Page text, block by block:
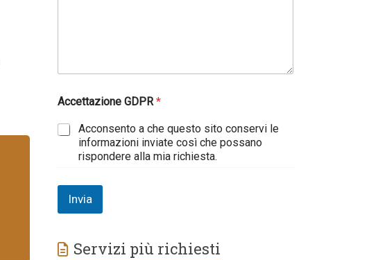
Accettazione GDPR*
Acconsento a che questo sito conservi le
informazioni inviate così che possano
rispondere alla mia richiesta.
Invia
Servizi più richiesti